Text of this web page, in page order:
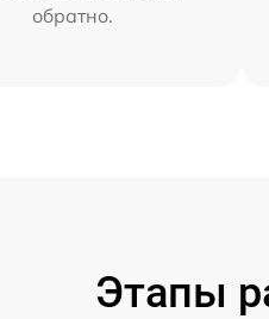
обратно.
Этапы